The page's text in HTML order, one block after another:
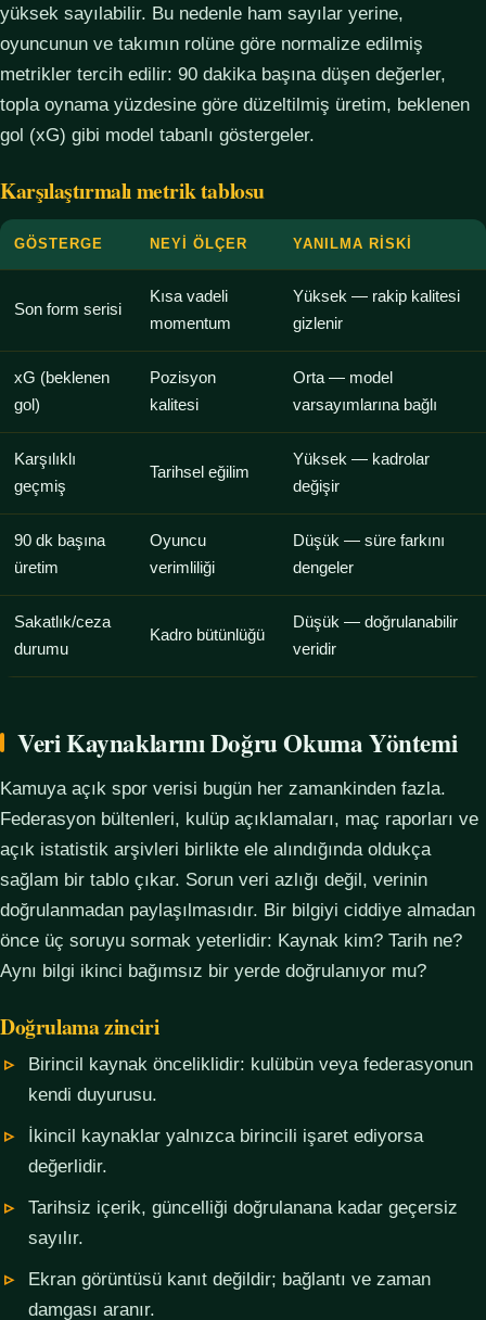
yüksek sayılabilir. Bu nedenle ham sayılar yerine,
oyuncunun ve takımın rolüne göre normalize edilmiş
metrikler tercih edilir: 90 dakika başına düşen değerler,
topla oynama yüzdesine göre düzeltilmiş üretim, beklenen
gol (xG) gibi model tabanlı göstergeler.
Karşılaştırmalı metrik tablosu
GÖSTERGE NEYI ÖLÇER YANILMA RISKI
Son form serisi
Kısa vadeli
momentum
Yüksek — rakip kalitesi
gizlenir
xG (beklenen
gol)
Pozisyon
kalitesi
Orta — model
varsayımlarına bağlı
Karşılıklı
geçmiş
Tarihsel eğilim
Yüksek — kadrolar
değişir
90 dk başına
üretim
Oyuncu
verimliliği
Düşük — süre farkını
dengeler
Sakatlık/ceza
durumu
Kadro bütünlüğü
Düşük — doğrulanabilir
veridir
Veri Kaynaklarını Doğru Okuma Yöntemi
Kamuya açık spor verisi bugün her zamankinden fazla.
Federasyon bültenleri, kulüp açıklamaları, maç raporları ve
açık istatistik arşivleri birlikte ele alındığında oldukça
sağlam bir tablo çıkar. Sorun veri azlığı değil, verinin
doğrulanmadan paylaşılmasıdır. Bir bilgiyi ciddiye almadan
önce üç soruyu sormak yeterlidir: Kaynak kim? Tarih ne?
Aynı bilgi ikinci bağımsız bir yerde doğrulanıyor mu?
Doğrulama zinciri
Birincil kaynak önceliklidir: kulübün veya federasyonun
kendi duyurusu.
İkincil kaynaklar yalnızca birincili işaret ediyorsa
değerlidir.
Tarihsiz içerik, güncelliği doğrulanana kadar geçersiz
sayılır.
Ekran görüntüsü kanıt değildir; bağlantı ve zaman
damgası aranır.